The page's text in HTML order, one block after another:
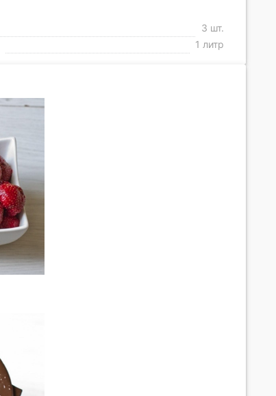
3 шт.
1 литр